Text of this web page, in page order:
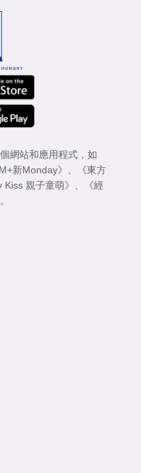
網站和應用程式，如
新Monday》 、
《東方
Kiss 親子童萌》 、
《經
。